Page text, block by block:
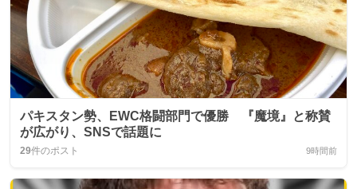
パキスタン勢、EWC格闘部門で優勝 『魔境』と称賛
が広がり、SNSで話題に
29件のポスト 9時間前